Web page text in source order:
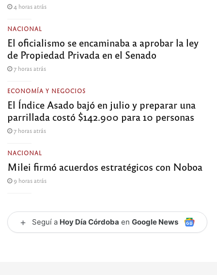
4 horas atrás
NACIONAL
El oficialismo se encaminaba a aprobar la ley
de Propiedad Privada en el Senado
7 horas atrás
ECONOMÍA Y NEGOCIOS
El Índice Asado bajó en julio y preparar una
parrillada costó $142.900 para 10 personas
7 horas atrás
NACIONAL
Milei firmó acuerdos estratégicos con Noboa
9 horas atrás
+ Seguí a Hoy Día Córdoba en Google News